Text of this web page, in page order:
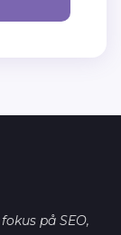
på SEO,